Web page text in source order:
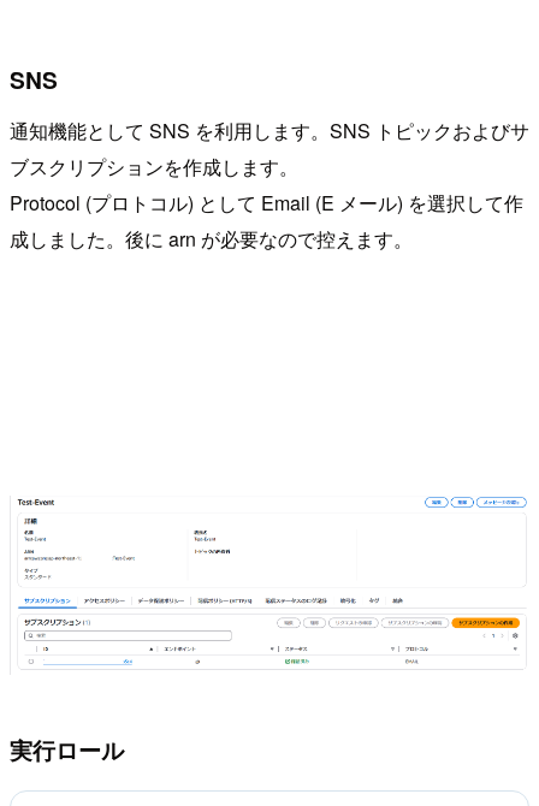
SNS
通知機能として SNS を利用します。SNS トピックおよびサ
ブスクリプションを作成します。
Protocol (プロトコル) として Email (E メール) を選択して作
成しました。後に arn が必要なので控えます。
実行ロール